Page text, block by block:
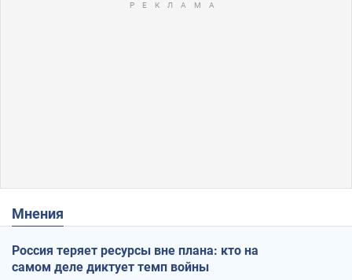
Мнения
Россия теряет ресурсы вне плана: кто на
самом деле диктует темп войны